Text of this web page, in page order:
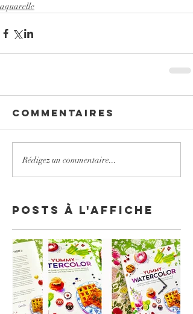
aquarelle
Commentaires
Rédigez un commentaire...
Posts à l'affiche